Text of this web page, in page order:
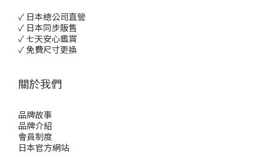
✓ 日本總公司直營
✓ 日本同步販售
✓ 七天安心鑑賞
✓ 免費尺寸更換
關於我們
品牌故事
品牌介紹
會員制度
日本官方網站